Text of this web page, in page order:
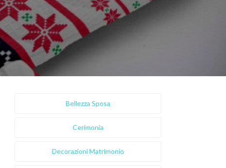
Bellezza Sposa
Cerimonia
Decorazioni Matrimonio